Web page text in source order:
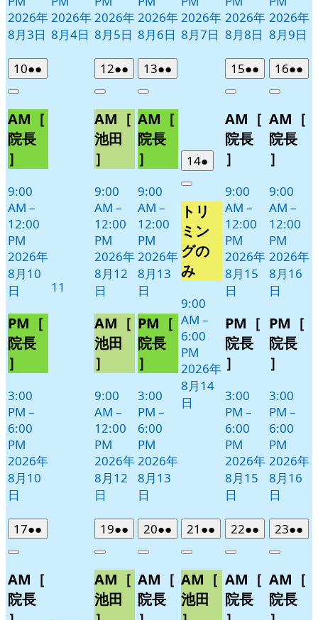
2026年
8月3日
2026年
8月4日
2026年
8月5日
2026年
8月6日
2026年
8月7日
2026年
8月8日
2026年
8月9日
102026
年
月
10
日
●●
件
イ
ト)
Close
AM［
院長
］
9:00
AM –
12:00
PM
2026年
8月10
日
PM［
院長
］
3:00
PM –
6:00
PM
2026年
8月10
日
11
122026
年
月
12
日
●●
件
イ
ベ
ト)
Close
AM［
池田
］
9:00
AM –
12:00
PM
2026年
8月12
日
AM［
池田
］
9:00
AM –
12:00
PM
2026年
8月12
日
132026
年
月
13
日
●●
件
イ
ン
ト)
Close
AM［
院長
］
9:00
AM –
12:00
PM
2026年
8月13
日
PM［
院長
］
3:00
PM –
6:00
PM
2026年
8月13
日
142026
年
月
14
日
●
件
ベ
ン
ト)
Close
トリ
ミン
グの
み
9:00
AM –
6:00
PM
2026年
8月14
日
152026
年
月
15
日
●●
件
イ
ベ
ト)
Close
AM［
院長
］
9:00
AM –
12:00
PM
2026年
8月15
日
PM［
院長
］
3:00
PM –
6:00
PM
2026年
8月15
日
162026
年
月
16
日
●●
件
イ
Close
AM［
院長
］
9:00
AM –
12:00
PM
2026年
8月16
日
PM［
院長
］
3:00
PM –
6:00
PM
2026年
8月16
日
172026
年
月
17
日
●●
件
イ
Close
AM［
院長
192026
年
月
19
日
●●
件
イ
ベ
Close
AM［
池田
202026
年
月
20
日
●●
件
イ
ベ
Close
AM［
院長
21 2026
年
月
21
日
●●
件
イ
ベ
Close
AM［
池田
222026
年
月
22
日
●●
件
イ
ベ
Close
AM［
院長
232026
年
月
23
日
●●
件
イ
Close
AM［
院長